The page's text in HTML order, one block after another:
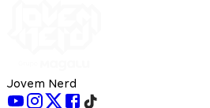
Jovem Nerd